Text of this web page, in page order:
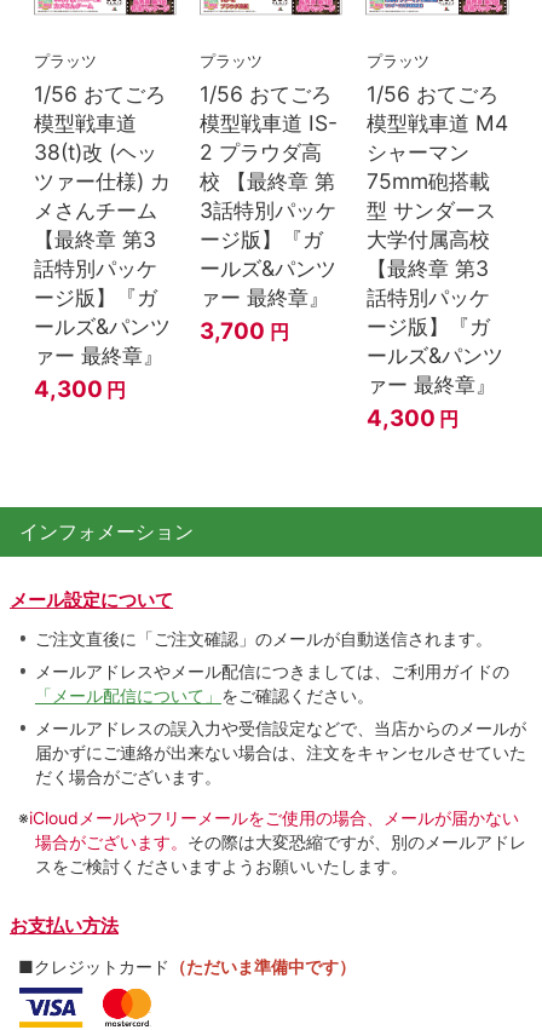
プラッツ
1/56 おてごろ
模型戦車道
38(t)改 (ヘッ
ツァー仕様) カ
メさんチーム
【最終章 第3
話特別パッケ
ージ版】『ガ
ールズ&パンツ
ァー 最終章』
4,300 円
プラッツ
1/56 おてごろ
模型戦車道 IS-
2 プラウダ高
校 【最終章 第
3話特別パッケ
ージ版】『ガ
ールズ&パンツ
ァー 最終章』
3,700 円
プラッツ
1/56 おてごろ
模型戦車道 M4
シャーマン
75mm砲搭載
型 サンダース
大学付属高校
【最終章 第3
話特別パッケ
ージ版】『ガ
ールズ&パンツ
ァー 最終章』
4,300 円
インフォメーション
メール設定について
ご注文直後に「ご注文確認」のメールが自動送信されます。
メールアドレスやメール配信につきましては、ご利用ガイドの
「メール配信について」 をご確認ください。
メールアドレスの誤入力や受信設定などで、当店からのメールが
届かずにご連絡が出来ない場合は、注文をキャンセルさせていた
だく場合がございます。
※iCloudメールやフリーメールをご使用の場合、メールが届かない
場合がございます。 その際は大変恐縮ですが、別のメールアドレ
スをご検討くださいますようお願いいたします。
お支払い方法
■クレジットカード （ただいま準備中です）